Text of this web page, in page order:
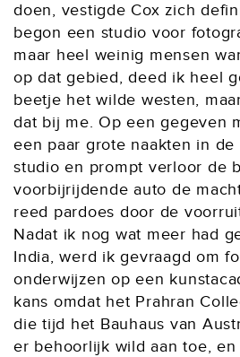
doen, vestigde Cox zich
begon een studio voor
maar heel weinig mensen
op dat gebied, deed ik heel
beetje het wilde westen,
dat bij me. Op een gegeven
een paar grote naakten in de
studio en prompt verloor de
voorbijrijdende auto de
reed pardoes door de
Nadat ik nog wat meer had
India, werd ik gevraagd om
onderwijzen op een
kans omdat het Prahran
die tijd het Bauhaus van
er behoorlijk wild aan toe,